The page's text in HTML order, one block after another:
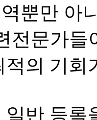
뿐만 아
전문가
의 기회
일반 등